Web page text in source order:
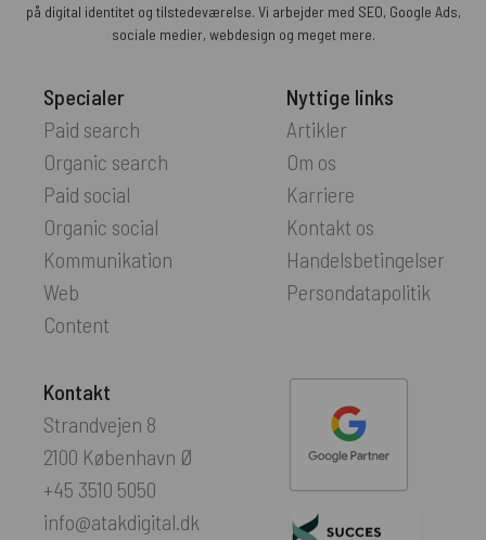
på digital identitet og tilstedeværelse. Vi arbejder med SEO, Google Ads,
sociale medier, webdesign og meget mere.
Kontakt
Strandvejen 8
2100 København Ø
+45 3510 5050
info@atakdigital.dk
Specialer
Paid search
Organic search
Paid social
Organic social
Kommunikation
Web
Content
Nyttige links
Artikler
Om os
Karriere
Kontakt os
Handelsbetingelser
Persondatapolitik